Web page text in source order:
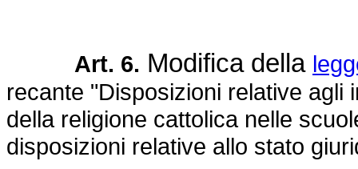
Art. 6. Modifica della
recante "Disposizioni relative agli
della religione cattolica nelle
disposizioni relative allo stato